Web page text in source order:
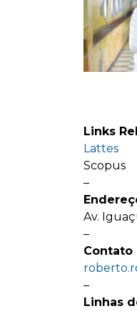
Links
Lattes
Scopus
–
Av.
–
Contato
–
Linhas